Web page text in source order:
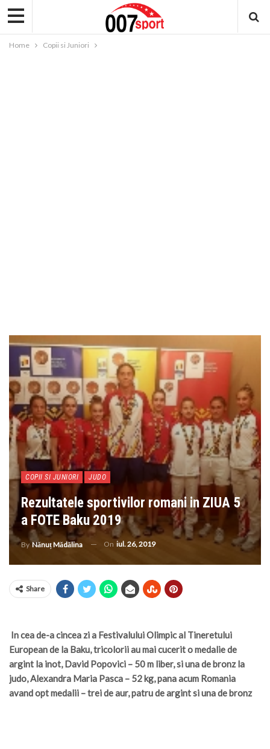
Home Copii si Juniori
COPII SI JUNIORI JUDO
Rezultatele sportivilor romani in ZIUA 5
a FOTE Baku 2019
By Nănuț Mădălina On iul. 26, 2019
Share
In cea de-a cincea zi a Festivalului Olimpic al Tineretului
European de la Baku, tricolorii au mai cucerit o medalie de
argint la inot, David Popovici – 50 m liber, si una de bronz la
judo, Alexandra Maria Pasca – 52 kg, pana acum Romania
avand opt medalii – trei de aur, patru de argint si una de bronz